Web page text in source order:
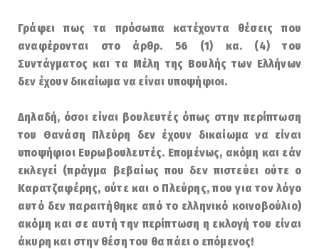
Γράφει πως τα πρόσωπα κατέχοντα θέσεις που
αναφέρονται στο άρθρ. 56 (1) κα. (4) του
Συντάγματος και τα Μέλη της Βουλής των Ελλήνων
δεν έχουν δικαίωμα να είναι υποψήφιοι.
Δηλαδή, όσοι είναι βουλευτές όπως στην περίπτωση
του Θανάση Πλεύρη δεν έχουν δικαίωμα να είναι
υποψήφιοι Ευρωβουλευτές. Επομένως, ακόμη και εάν
εκλεγεί (πράγμα βεβαίως που δεν πιστεύει ούτε ο
Καρατζαφέρης, ούτε και ο Πλεύρης, που για τον λόγο
αυτό δεν παραιτήθηκε από το ελληνικό κοινοβούλιο)
ακόμη και σε αυτή την περίπτωση η εκλογή του είναι
άκυρη και στην θέση του θα πάει ο επόμενος!